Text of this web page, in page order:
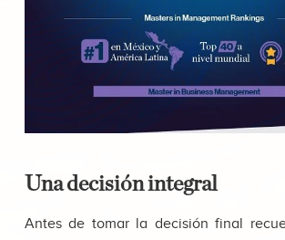
Una decisión integral
Antes de tomar la decisión final